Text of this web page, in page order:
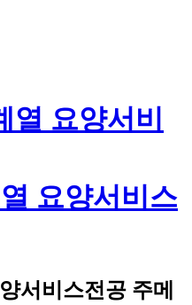
요양서비스
서비스전공 주메